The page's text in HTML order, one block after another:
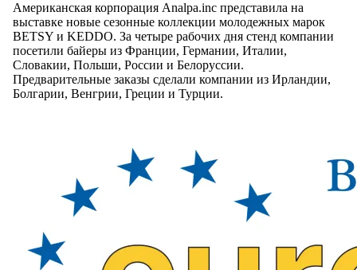
Американская корпорация Analpa.inc представила на
выставке новые сезонные коллекции молодежных марок
BETSY и KEDDO. За четыре рабочих дня стенд компании
посетили байеры из Франции, Германии, Италии,
Словакии, Польши, России и Белоруссии.
Предварительные заказы сделали компании из Ирландии,
Болгарии, Венгрии, Греции и Турции.